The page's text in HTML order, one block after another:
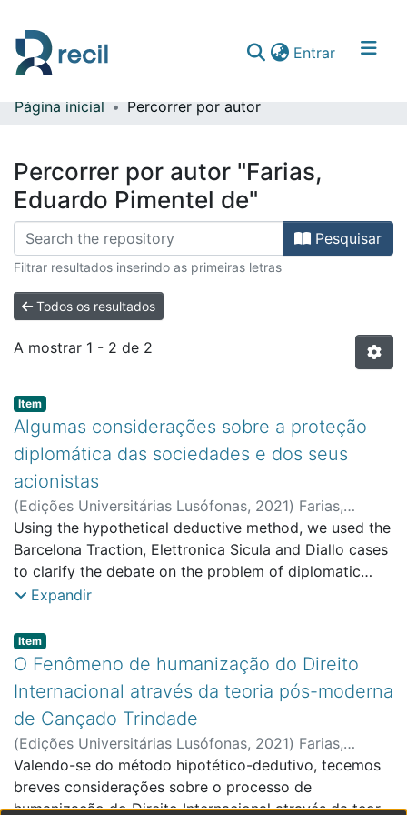
Entrar(current)
Comunidades & Coleções
Página inicial Percorrer por autor
Percorrer por autor "Farias,
Eduardo Pimentel de"
Pesquisar
Filtrar resultados inserindo as primeiras letras
Todos os resultados
A mostrar 1 - 2 de 2
Item type:
Item,
Algumas considerações sobre a proteção
diplomática das sociedades e dos seus
acionistas
(Edições Universitárias Lusófonas, 2021) Farias,
Eduardo Pimentel de;Faculdade de Direito e Ciência
Política
Using the hypothetical deductive method, we used the
Barcelona Traction, Elettronica Sicula and Diallo cases
to clarify the debate on the problem of diplomatic
protection for corporations and their shareholders.
moral personality. If the corporations and the
shareholder suffered a loss, this does not imply that
the two have the right to demand redress. The issue of
diplomatic protection for corporations and their
shareholders has been a constant theme in
international jurisprudence, in the practice of States, in
international conventions, in doctrine and in the course
of the work of the International Law Commission on
diplomatic protection. The relevance and pertinence
Expandir
Item type:
Item,
O Fenômeno de humanização do Direito
Internacional através da teoria pós-moderna
de Cançado Trindade
(Edições Universitárias Lusófonas, 2021) Farias,
Eduardo Pimentel de;CEAD - Centro de Estudos
Avançados em Direito Francisco Suárez
Valendo-se do método hipotético-dedutivo, tecemos
breves considerações sobre o processo de
humanização do Direito Internacional através da teoria